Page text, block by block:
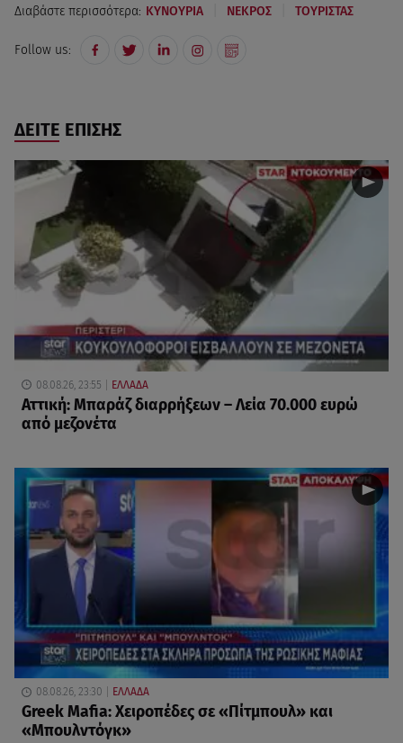
Διαβάστε περισσότερα: ΚΥΝΟΥΡΙΑ ΝΕΚΡΟΣ ΤΟΥΡΙΣΤΑΣ
Follow us:
ΔΕΙΤΕ ΕΠΙΣΗΣ
08.08.26, 23:55 ΕΛΛΑΔΑ
Αττική: Μπαράζ διαρρήξεων – Λεία 70.000 ευρώ
από μεζονέτα
08.08.26, 23:30 ΕΛΛΑΔΑ
Greek Mafia: Χειροπέδες σε «Πίτμπουλ» και
«Μπουλντόγκ»